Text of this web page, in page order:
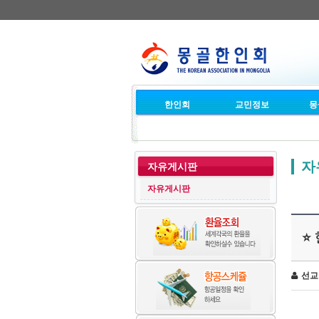
한인회 교민정보
자유게시판
자유게시판
자
⭐
선